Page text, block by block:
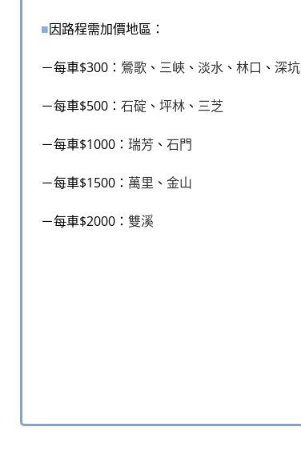
■因路程需加價地區：
－每車$300： 鶯歌 、 三峽 、 淡水 、 林口 、 深坑
－每車$500： 石碇 、 坪林 、 三芝
－每車$1000： 瑞芳 、 石門
－每車$1500： 萬里 、 金山
－每車$2000： 雙溪